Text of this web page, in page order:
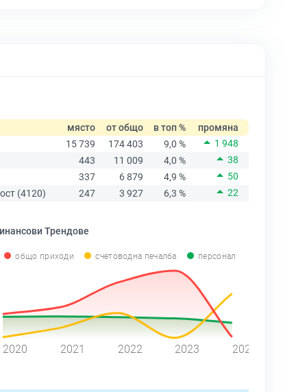
място от общо в топ %
промяна
15 739
174 403 9,0 %
1 948
443
11 009 4,0 %
38
337
6 879 4,9 %
50
(4120)
247 3 927 6,3 % 22
Трендове
общо приходи счетоводна печалба персонал
2020 2021 2022 2023 2024